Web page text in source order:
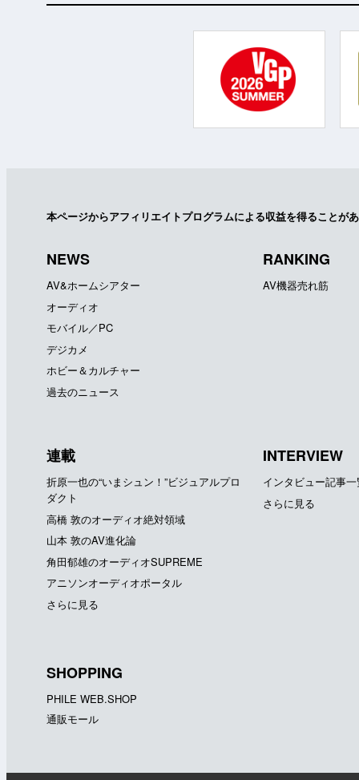
本ページからアフィリエイトプログラムによる収益を得ることが
NEWS
AV&ホームシアター
オーディオ
モバイル／PC
デジカメ
ホビー＆カルチャー
過去のニュース
RANKING
AV機器売れ筋
連載
折原一也の“いまシュン！”ビジュアルプロ
ダクト
高橋 敦のオーディオ絶対領域
山本 敦のAV進化論
角田郁雄のオーディオSUPREME
アニソンオーディオポータル
さらに見る
INTERVIEW
インタビュー記事
さらに見る
SHOPPING
PHILE WEB.SHOP
通販モール